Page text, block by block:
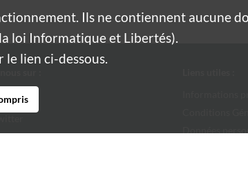
Ils ne contiennent aucune
loi Informatique et Libertés).
lien ci-dessous.